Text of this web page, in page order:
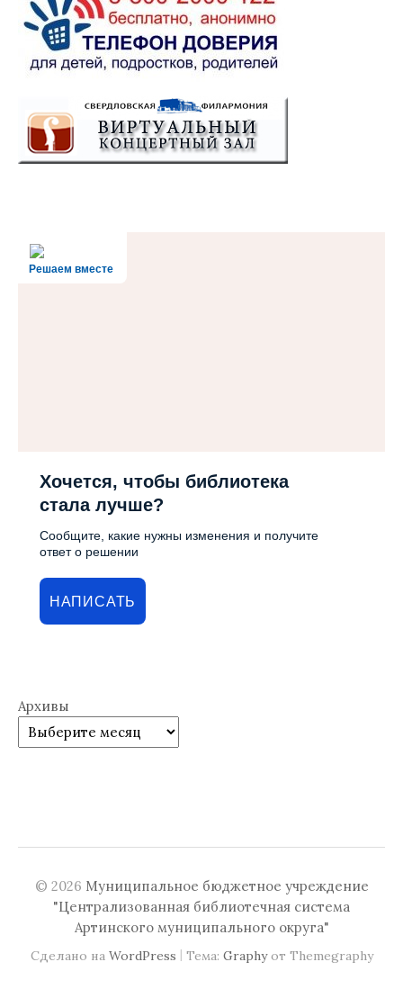
Решаем вместе
Хочется, чтобы библиотека
стала лучше?
Сообщите, какие нужны изменения и получите
ответ о решении
НАПИСАТЬ
Архивы
© 2026 Муниципальное бюджетное учреждение
"Централизованная библиотечная система
Артинского муниципального округа"
Сделано на WordPress | Тема: Graphyот Themegraphy